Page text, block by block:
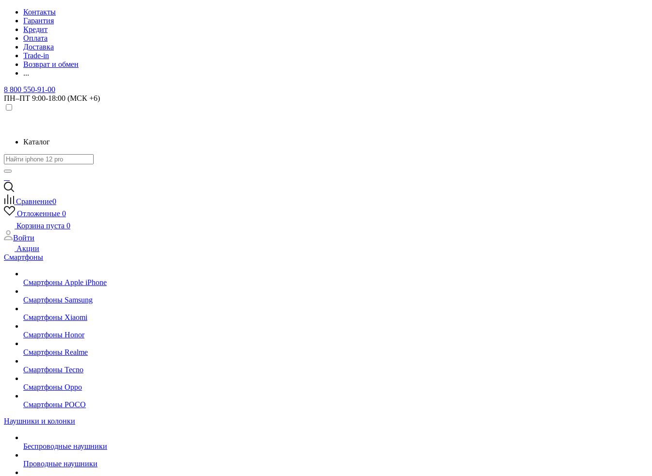
Контакты
Гарантия
Кредит
Оплата
Доставка
Trade-in
Возврат и обмен
...
8 800 550-91-00
ПН–ПТ 9:00-18:00 (МСК +6)
Каталог
Сравнение0
Отложенные 0
Корзина пуста 0
Войти
Акции
Смартфоны
Смартфоны Apple iPhone
Смартфоны Samsung
Смартфоны Xiaomi
Смартфоны Honor
Смартфоны Realme
Смартфоны Tecno
Смартфоны Oppo
Смартфоны POCO
Наушники и колонки
Беспроводные наушники
Проводные наушники